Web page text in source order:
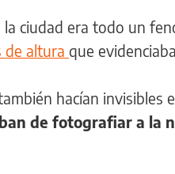
ciudad era todo un
altura que
hacían invisibles
de fotografiar a la